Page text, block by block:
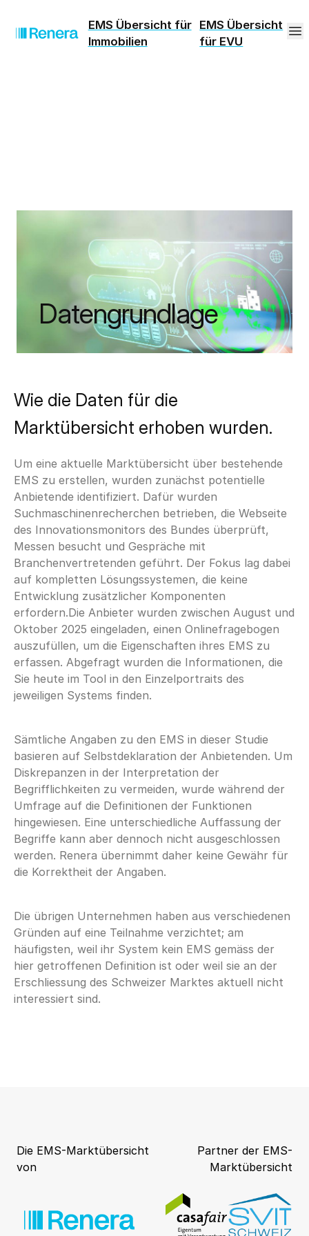
EMS Übersicht für
Immobilien
EMS Übersicht
für EVU
Datengrundlage
Wie die Daten für die
Marktübersicht erhoben wurden.
Um eine aktuelle Marktübersicht über bestehende
EMS zu erstellen, wurden zunächst potentielle
Anbietende identifiziert. Dafür wurden
Suchmaschinenrecherchen betrieben, die Webseite
des Innovationsmonitors des Bundes überprüft,
Messen besucht und Gespräche mit
Branchenvertretenden geführt. Der Fokus lag dabei
auf kompletten Lösungssystemen, die keine
Entwicklung zusätzlicher Komponenten
erfordern.Die Anbieter wurden zwischen August und
Oktober 2025 eingeladen, einen Onlinefragebogen
auszufüllen, um die Eigenschaften ihres EMS zu
erfassen. Abgefragt wurden die Informationen, die
Sie heute im Tool in den Einzelportraits des
jeweiligen Systems finden.
Sämtliche Angaben zu den EMS in dieser Studie
basieren auf Selbstdeklaration der Anbietenden. Um
Diskrepanzen in der Interpretation der
Begrifflichkeiten zu vermeiden, wurde während der
Umfrage auf die Definitionen der Funktionen
hingewiesen. Eine unterschiedliche Auffassung der
Begriffe kann aber dennoch nicht ausgeschlossen
werden. Renera übernimmt daher keine Gewähr für
die Korrektheit der Angaben.
Die übrigen Unternehmen haben aus verschiedenen
Gründen auf eine Teilnahme verzichtet; am
häufigsten, weil ihr System kein EMS gemäss der
hier getroffenen Definition ist oder weil sie an der
Erschliessung des Schweizer Marktes aktuell nicht
Die EMS-Marktübersicht
von
Partner der EMS-
Marktübersicht